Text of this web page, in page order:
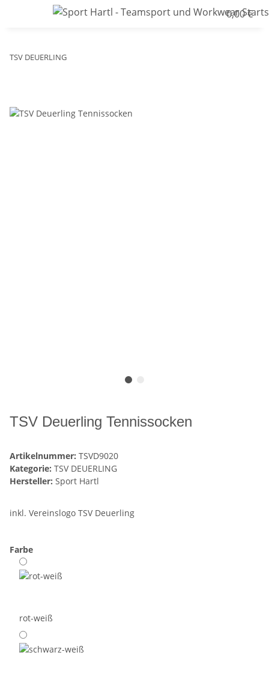
0,00 €
TSV DEUERLING
TSV Deuerling Tennissocken
Artikelnummer: TSVD9020
Kategorie: TSV DEUERLING
Hersteller: Sport Hartl
inkl. Vereinslogo TSV Deuerling
Farbe
rot-weiß